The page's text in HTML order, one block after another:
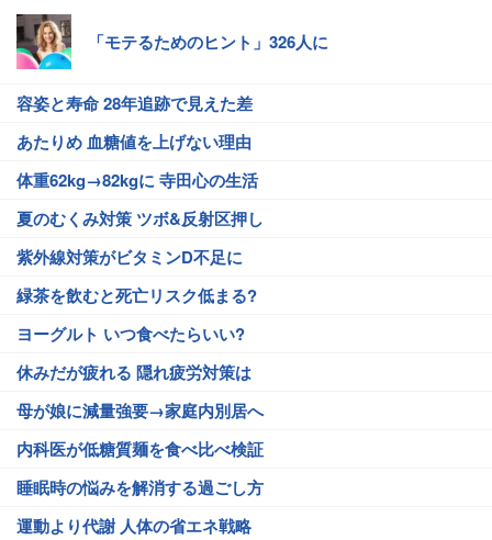
「モテるためのヒント」326人に
容姿と寿命 28年追跡で見えた差
あたりめ 血糖値を上げない理由
体重62kg→82kgに 寺田心の生活
夏のむくみ対策 ツボ&反射区押し
紫外線対策がビタミンD不足に
緑茶を飲むと死亡リスク低まる?
ヨーグルト いつ食べたらいい?
休みだが疲れる 隠れ疲労対策は
母が娘に減量強要→家庭内別居へ
内科医が低糖質麺を食べ比べ検証
睡眠時の悩みを解消する過ごし方
運動より代謝 人体の省エネ戦略